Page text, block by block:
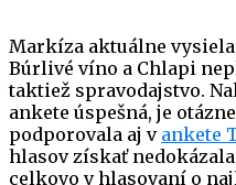
Markíza aktuálne
Búrlivé víno a Chlapi
taktiež spravodajstvo.
ankete úspešná, je
podporovala aj v ankete
hlasov získať
celkovo v hlasovaní o